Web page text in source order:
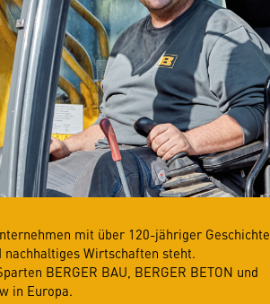
mit über 120-jähriger Geschichte,
Wirtschaften steht.
BERGER BAU, BERGER BETON und
in Europa.